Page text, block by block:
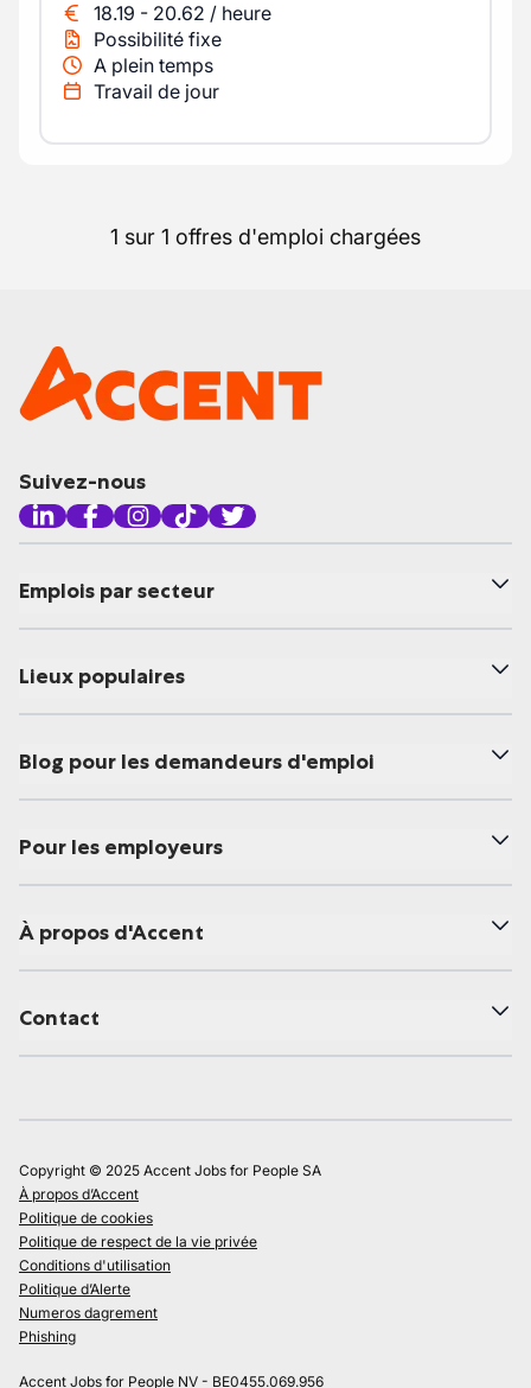
18.19 - 20.62 / heure
Possibilité fixe
A plein temps
Travail de jour
1 sur 1 offres d'emploi chargées
Suivez-nous
Emplois par secteur
Lieux populaires
Blog pour les demandeurs d'emploi
Pour les employeurs
À propos d'Accent
Contact
Copyright © 2025 Accent Jobs for People SA
À propos d’Accent
Politique de cookies
Politique de respect de la vie privée
Conditions d'utilisation
Politique d’Alerte
Numeros dagrement
Phishing
Accent Jobs for People NV - BE0455.069.956